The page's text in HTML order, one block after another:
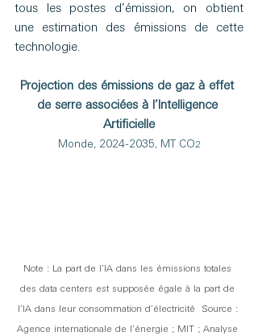
tous les postes d’émission, on obtient
une estimation des émissions de cette
technologie.
Projection des émissions de gaz à effet
de serre associées à l’Intelligence
Artificielle
Monde, 2024-2035, MT CO2
Note : La part de l’IA dans les émissions totales
des data centers est supposée égale à la part de
l’IA dans leur consommation d’électricité  Source :
Agence internationale de l’énergie ; MIT ; Analyse